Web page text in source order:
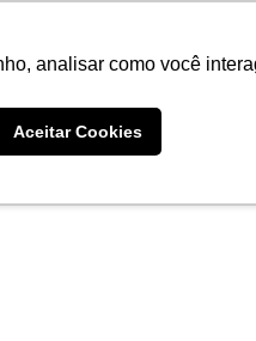
analisar como você
Aceitar Cookies
2024